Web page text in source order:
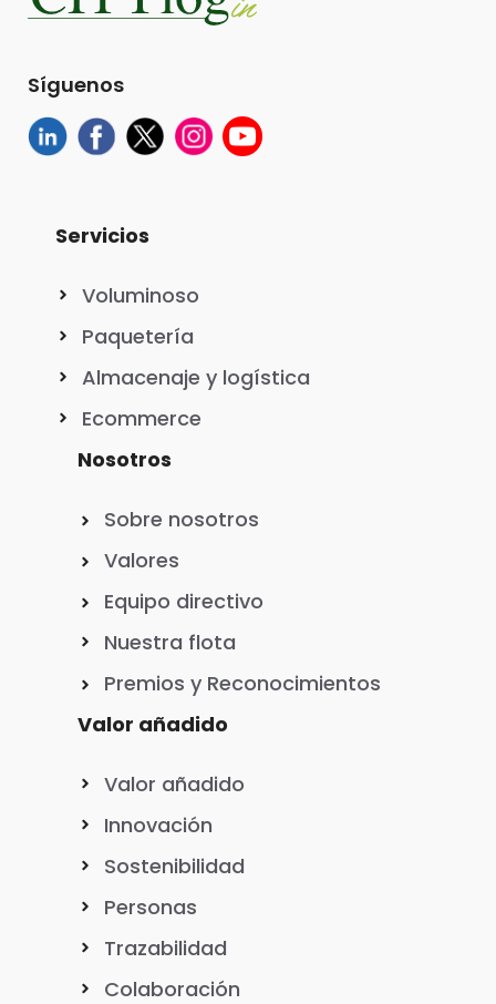
Síguenos
Servicios
Voluminoso
Paquetería
Almacenaje y logística
Ecommerce
Nosotros
Sobre nosotros
Valores
Equipo directivo
Nuestra flota
Premios y Reconocimientos
Valor añadido
Valor añadido
Innovación
Sostenibilidad
Personas
Trazabilidad
Colaboración